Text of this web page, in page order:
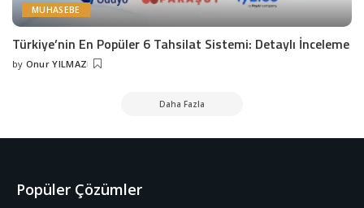
MUHASEBE
Türkiye’nin En Popüler 6 Tahsilat Sistemi: Detaylı İnceleme
by Onur YILMAZ
Daha Fazla
Popüler Çözümler